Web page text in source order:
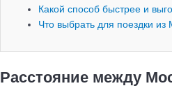
Какой способ быстрее и
Что выбрать для поездки
Расстояние между